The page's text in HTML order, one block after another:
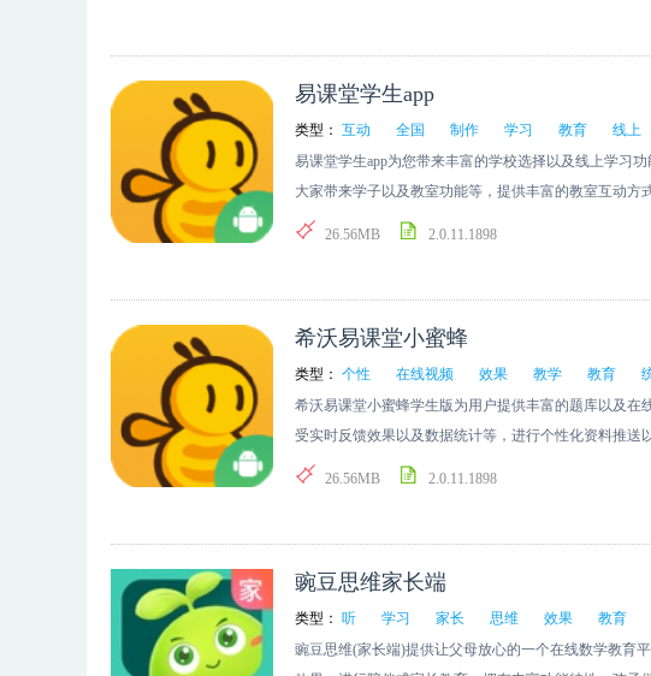
易课堂学生app
类型： 互动 全国 制作 学习 教育 线上
易课堂学生app为您带来丰富的学校选择以及线上学习
大家带来学子以及教室功能等，提供丰富的教室互动方
作方法就呈现跃然纸上的互动方式。
26.56MB 2.0.11.1898
希沃易课堂小蜜蜂
类型： 个性 在线视频 效果 教学 教育
希沃易课堂小蜜蜂学生版为用户提供丰富的题库以及在
受实时反馈效果以及数据统计等，进行个性化资料推送
的教学场景以及灵活活动教育方案。
26.56MB 2.0.11.1898
豌豆思维家长端
类型： 听 学习 家长 思维 效果 教育
豌豆思维(家长端)提供让父母放心的一个在线数学教育